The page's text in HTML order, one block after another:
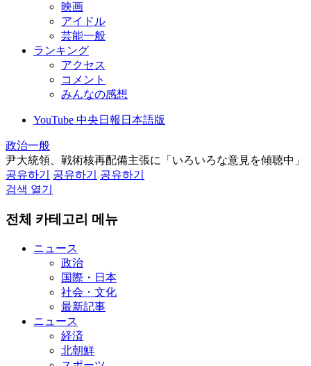
映画
アイドル
芸能一般
ランキング
アクセス
コメント
みんなの感想
YouTube 中央日報日本語版
政治一般
尹大統領、戦術核再配備主張に「いろいろな意見を傾聴中」
공유하기
공유하기
공유하기
검색 열기
전체 카테고리 메뉴
ニュース
政治
国際・日本
社会・文化
最新記事
ニュース
経済
北朝鮮